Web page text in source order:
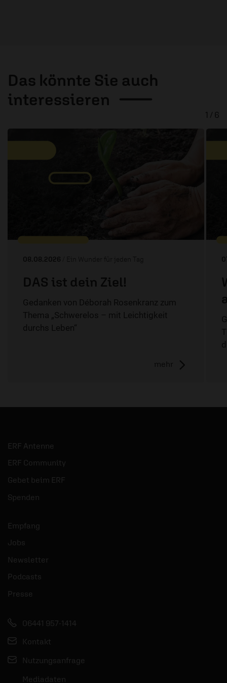
Das könnte Sie auch
interessieren
08.08.2026 / Ein Wunder für jeden Tag
DAS ist dein Ziel!
Gedanken von Déborah Rosenkranz zum
Thema „Schwerelos – mit Leichtigkeit
durchs Leben“
mehr
1 / 6
ERF Antenne
ERF Community
Gebet beim ERF
Spenden
Empfang
Jobs
Newsletter
Podcasts
Presse
06441 957-1414
Kontakt
Nutzungsanfrage
Mediadaten